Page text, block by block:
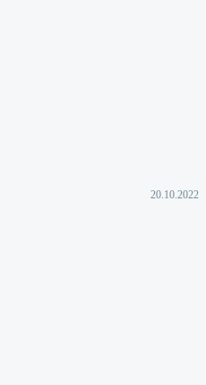
20.10.2022